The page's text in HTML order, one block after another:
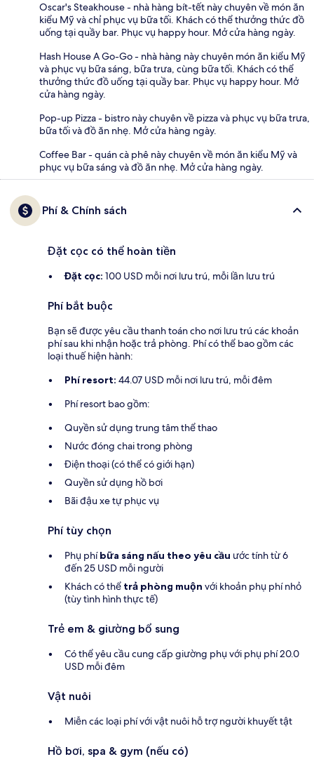
Oscar's Steakhouse - nhà hàng bít-tết này chuyên về món ăn
kiểu Mỹ và chỉ phục vụ bữa tối. Khách có thể thưởng thức đồ
uống tại quầy bar. Phục vụ happy hour. Mở cửa hàng ngày.
Hash House A Go-Go - nhà hàng này chuyên món ăn kiểu Mỹ
và phục vụ bữa sáng, bữa trưa, cùng bữa tối. Khách có thể
thưởng thức đồ uống tại quầy bar. Phục vụ happy hour. Mở
cửa hàng ngày.
Pop-up Pizza - bistro này chuyên về pizza và phục vụ bữa trưa,
bữa tối và đồ ăn nhẹ. Mở cửa hàng ngày.
Coffee Bar - quán cà phê này chuyên về món ăn kiểu Mỹ và
phục vụ bữa sáng và đồ ăn nhẹ. Mở cửa hàng ngày.
Phí & Chính sách
Đặt cọc có thể hoàn tiền
Đặt cọc: 100 USD mỗi nơi lưu trú, mỗi lần lưu trú
Phí bắt buộc
Bạn sẽ được yêu cầu thanh toán cho nơi lưu trú các khoản
phí sau khi nhận hoặc trả phòng. Phí có thể bao gồm các
loại thuế hiện hành:
Phí resort: 44.07 USD mỗi nơi lưu trú, mỗi đêm
Phí resort bao gồm:
Quyền sử dụng trung tâm thể thao
Nước đóng chai trong phòng
Điện thoại (có thể có giới hạn)
Quyền sử dụng hồ bơi
Bãi đậu xe tự phục vụ
Phí tùy chọn
Phụ phíbữa sáng nấu theo yêu cầu ước tính từ 6
đến 25 USD mỗi người
Khách có thể trả phòng muộn với khoản phụ phí nhỏ
(tùy tình hình thực tế)
Trẻ em & giường bổ sung
Có thể yêu cầu cung cấp giường phụ với phụ phí 20.0
USD mỗi đêm
Vật nuôi
Miễn các loại phí với vật nuôi hỗ trợ người khuyết tật
Hồ bơi, spa & gym (nếu có)